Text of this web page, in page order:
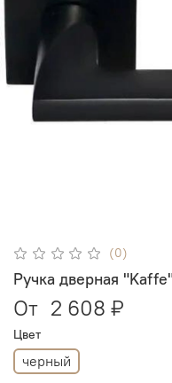
(0)
Ручка дверная
От 2 608 ₽
Цвет
черный